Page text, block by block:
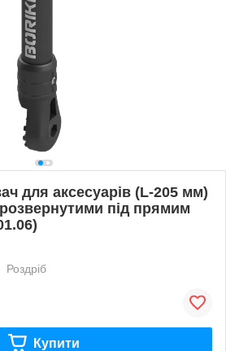
для аксесуарів (L-205 мм)
розвернутими під прямим
Роздріб
Купити